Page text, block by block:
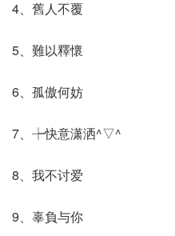
4、舊人不覆
5、難以釋懷
6、孤傲何妨
7、┾快意潇洒^▽^
8、我不讨爱
9、辜負与你